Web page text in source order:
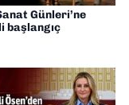
Günleri’ne
başlangıç